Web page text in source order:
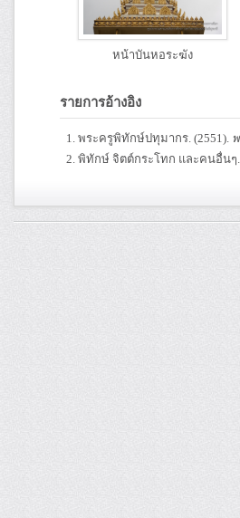
หน้าบันหอระฆัง
รายการอ้างอิง
พระครูพิทักษ์ปทุมากร. (2551).
พิทักษ์ จิตต์กระโทก และคนอื่นๆ.